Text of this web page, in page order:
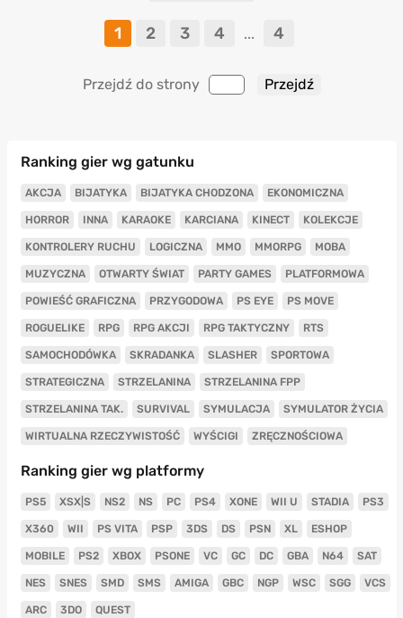
1 2 3 4 ... 4
Przejdź do strony
Ranking gier wg gatunku
AKCJA BIJATYKA BIJATYKA CHODZONA EKONOMICZNA
HORROR INNA KARAOKE KARCIANA KINECT KOLEKCJE
KONTROLERY RUCHU LOGICZNA MMO MMORPG MOBA
MUZYCZNA OTWARTY ŚWIAT PARTY GAMES PLATFORMOWA
POWIEŚĆ GRAFICZNA PRZYGODOWA PS EYE PS MOVE
ROGUELIKE RPG RPG AKCJI RPG TAKTYCZNY RTS
SAMOCHODÓWKA SKRADANKA SLASHER SPORTOWA
STRATEGICZNA STRZELANINA STRZELANINA FPP
STRZELANINA TAK. SURVIVAL SYMULACJA SYMULATOR ŻYCIA
WIRTUALNA RZECZYWISTOŚĆ WYŚCIGI ZRĘCZNOŚCIOWA
Ranking gier wg platformy
PS5 XSX|S NS2 NS PC PS4 XONE WII U STADIA PS3
X360 WII PS VITA PSP 3DS DS PSN XL ESHOP
MOBILE PS2 XBOX PSONE VC GC DC GBA N64 SAT
NES SNES SMD SMS AMIGA GBC NGP WSC SGG VCS
ARC 3DO QUEST